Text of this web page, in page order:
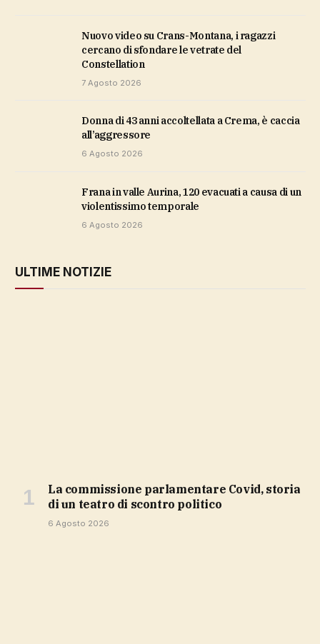
Nuovo video su Crans-Montana, i ragazzi
cercano di sfondare le vetrate del
Constellation
7 Agosto 2026
Donna di 43 anni accoltellata a Crema, è caccia
all’aggressore
6 Agosto 2026
Frana in valle Aurina, 120 evacuati a causa di un
violentissimo temporale
6 Agosto 2026
ULTIME NOTIZIE
La commissione parlamentare Covid, storia
di un teatro di scontro politico
6 Agosto 2026